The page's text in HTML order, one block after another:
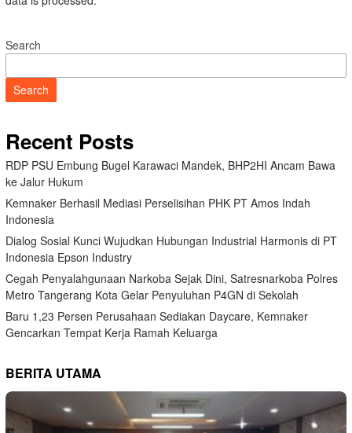
Search
Search
Recent Posts
RDP PSU Embung Bugel Karawaci Mandek, BHP2HI Ancam Bawa
ke Jalur Hukum
Kemnaker Berhasil Mediasi Perselisihan PHK PT Amos Indah
Indonesia
Dialog Sosial Kunci Wujudkan Hubungan Industrial Harmonis di PT
Indonesia Epson Industry
Cegah Penyalahgunaan Narkoba Sejak Dini, Satresnarkoba Polres
Metro Tangerang Kota Gelar Penyuluhan P4GN di Sekolah
Baru 1,23 Persen Perusahaan Sediakan Daycare, Kemnaker
Gencarkan Tempat Kerja Ramah Keluarga
BERITA UTAMA